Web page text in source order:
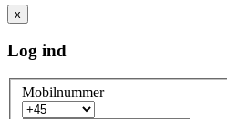
x
Log ind
Mobilnummer